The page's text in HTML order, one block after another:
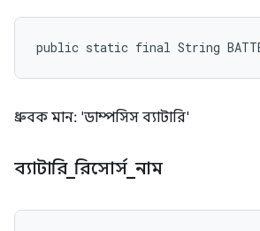
public static final String
ধ্রুবক মান: 'ডাম্পসিস ব্যাটারি'
ব্যাটারি_রিসোর্স_ নাম